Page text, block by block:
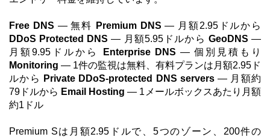
Free DNS — 無料 Premium DNS — 月額2.95ドルから
DDoS Protected DNS — 月額5.95ドルから GeoDNS —
月額9.95ドルから
Enterprise DNS — 個別見積もり
Monitoring — 1件の監視は無料、有料プランは月額2.95ド
ルから
Private DDoS-protected DNS servers— 月額約
79ドルから Email Hosting — 1メールボックスあたり月額
約1ドル
Premium Sは月額2.95ドルで、5つのゾーン、200件の